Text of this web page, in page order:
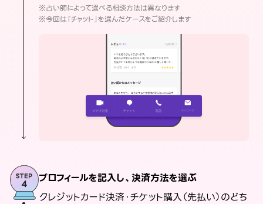
※占い師によって選べる相談方法は異なります
※今回は「チャット」を選んだケースをご紹介します
プロフィールを記入し、決済方法を選ぶ
クレジットカード決済・チケット購入（先払い）のどち